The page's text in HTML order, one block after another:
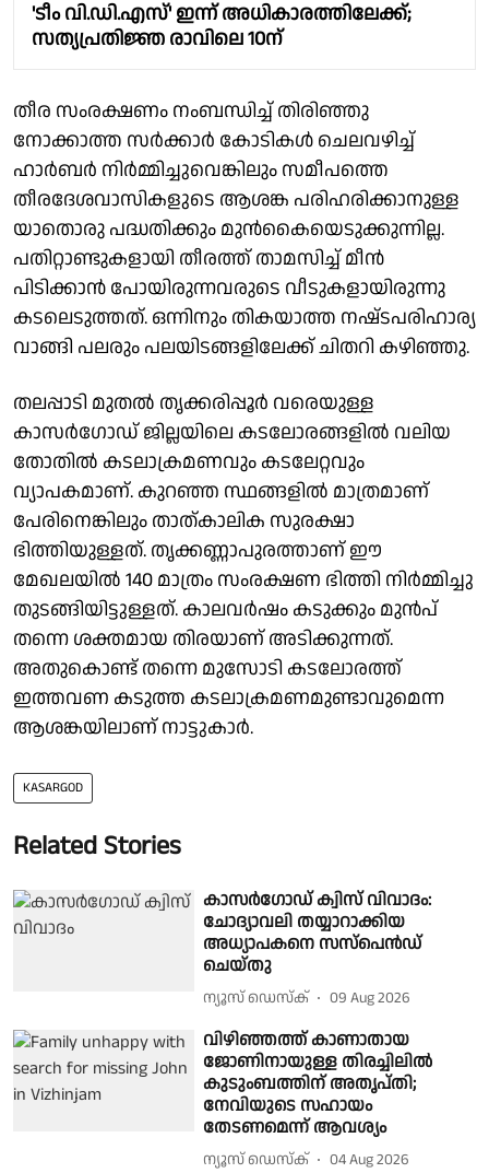
'ടീം വി.ഡി.എസ്' ഇന്ന് അധികാരത്തിലേക്ക്;
സത്യപ്രതിജ്ഞ രാവിലെ 10ന്
തീര സംരക്ഷണം നംബന്ധിച്ച് തിരിഞ്ഞു
നോക്കാത്ത സർക്കാർ കോടികൾ ചെലവഴിച്ച്
ഹാർബർ നിർമ്മിച്ചുവെങ്കിലും സമീപത്തെ
തീരദേശവാസികളുടെ ആശങ്ക പരിഹരിക്കാനുള്ള
യാതൊരു പദ്ധതിക്കും മുൻകൈയെടുക്കുന്നില്ല.
പതിറ്റാണ്ടുകളായി തീരത്ത് താമസിച്ച് മീൻ
പിടിക്കാൻ പോയിരുന്നവരുടെ വീടുകളായിരുന്നു
കടലെടുത്തത്. ഒന്നിനും തികയാത്ത നഷ്‌ടപരിഹാര്യ
വാങ്ങി പലരും പലയിടങ്ങളിലേക്ക് ചിതറി കഴിഞ്ഞു.
തലപ്പാടി മുതൽ തൃക്കരിപ്പൂർ വരെയുള്ള
കാസർഗോഡ് ജില്ലയിലെ കടലോരങ്ങളിൽ വലിയ
തോതിൽ കടലാക്രമണവും കടലേറ്റവും
വ്യാപകമാണ്. കുറഞ്ഞ സ്ഥങ്ങളിൽ മാത്രമാണ്
പേരിനെങ്കിലും താത്കാലിക സുരക്ഷാ
ഭിത്തിയുള്ളത്. തൃക്കണ്ണാപുരത്താണ് ഈ
മേഖലയിൽ 140 മാത്രം സംരക്ഷണ ഭിത്തി നിർമ്മിച്ചു
തുടങ്ങിയിട്ടുള്ളത്. കാലവർഷം കടുക്കും മുൻപ്
തന്നെ ശക്തമായ തിരയാണ് അടിക്കുന്നത്.
അതുകൊണ്ട് തന്നെ മുസോടി കടലോരത്ത്
ഇത്തവണ കടുത്ത കടലാക്രമണമുണ്ടാവുമെന്ന
ആശങ്കയിലാണ് നാട്ടുകാർ.
KASARGOD
Related Stories
കാസർഗോഡ് ക്വിസ് വിവാദം:
ചോദ്യാവലി തയ്യാറാക്കിയ
അധ്യാപകനെ സസ്പെൻഡ്
ചെയ്തു
ന്യൂസ് ഡെസ്ക് 09 Aug 2026
വിഴിഞ്ഞത്ത് കാണാതായ
ജോണിനായുള്ള തിരച്ചിലിൽ
കുടുംബത്തിന് അതൃപ്തി;
നേവിയുടെ സഹായം
തേടണമെന്ന് ആവശ്യം
ന്യൂസ് ഡെസ്ക് 04 Aug 2026